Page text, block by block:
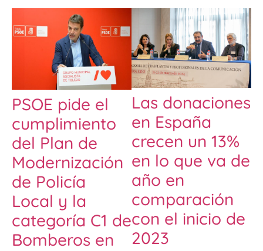
PSOE pide el
cumplimiento
del Plan de
Modernización
de Policía
Local y la
categoría C1 de
Bomberos en
Las donaciones
en España
crecen un 13%
en lo que va de
año en
comparación
con el inicio de
2023